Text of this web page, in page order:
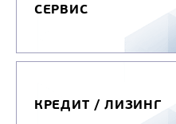
СЕРВИС
КРЕДИТ / ЛИЗИНГ